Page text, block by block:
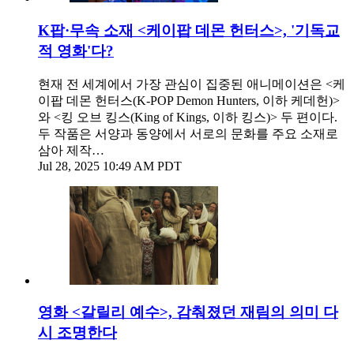
K팝·무속 소재 <케이팝 데몬 헌터스>, '기독교
적 영화'다?
현재 전 세계에서 가장 관심이 집중된 애니메이션은 <케
이팝 데몬 헌터스(K‑POP Demon Hunters, 이하 케데헌)>
와 <킹 오브 킹스(King of Kings, 이하 킹스)> 두 편이다.
두 작품은 서양과 동양에서 서로의 문화를 주요 소재로
삼아 제작…
Jul 28, 2025 10:49 AM PDT
영화 <갈릴리 예수>, 감춰졌던 재림의 의미 다
시 조명한다